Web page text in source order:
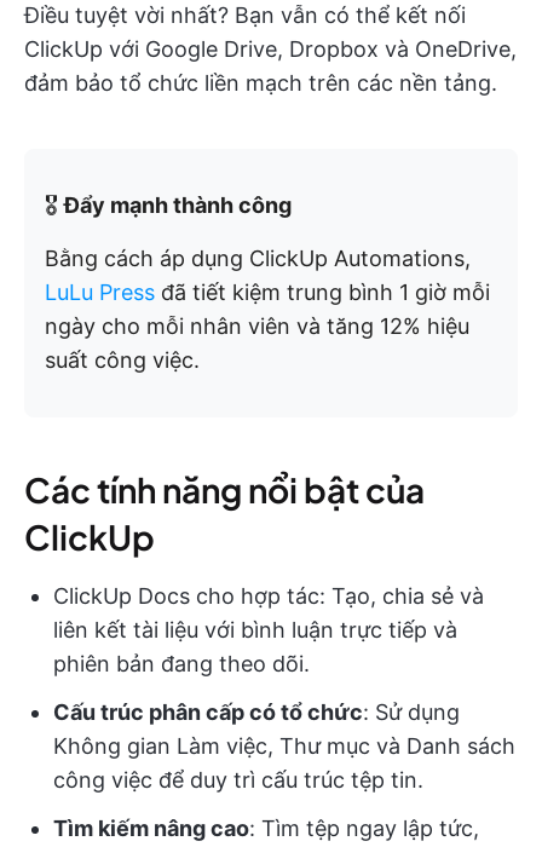
Điều tuyệt vời nhất? Bạn vẫn có thể kết nối
ClickUp với Google Drive, Dropbox và OneDrive,
đảm bảo tổ chức liền mạch trên các nền tảng.
🎖️Đẩy mạnh thành công
Bằng cách áp dụng ClickUp Automations,
LuLu Press đã tiết kiệm trung bình 1 giờ mỗi
ngày cho mỗi nhân viên và tăng 12% hiệu
suất công việc.
Các tính năng nổi bật của
ClickUp
ClickUp Docs cho hợp tác: Tạo, chia sẻ và
liên kết tài liệu với bình luận trực tiếp và
phiên bản đang theo dõi.
Cấu trúc phân cấp có tổ chức: Sử dụng
Không gian Làm việc, Thư mục và Danh sách
công việc để duy trì cấu trúc tệp tin.
Tìm kiếm nâng cao: Tìm tệp ngay lập tức,